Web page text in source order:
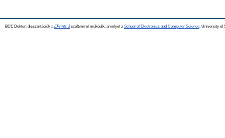
BCE Doktori disszertációk a EPrints 3szoftverrel működik, amelyet a School of Electronics and Computer Science, University of